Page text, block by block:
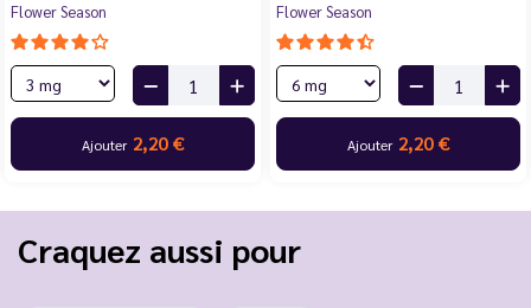
Flower Season
Ajouter 2,20 €
Flower Season
Ajouter 2,20 €
Craquez aussi pour